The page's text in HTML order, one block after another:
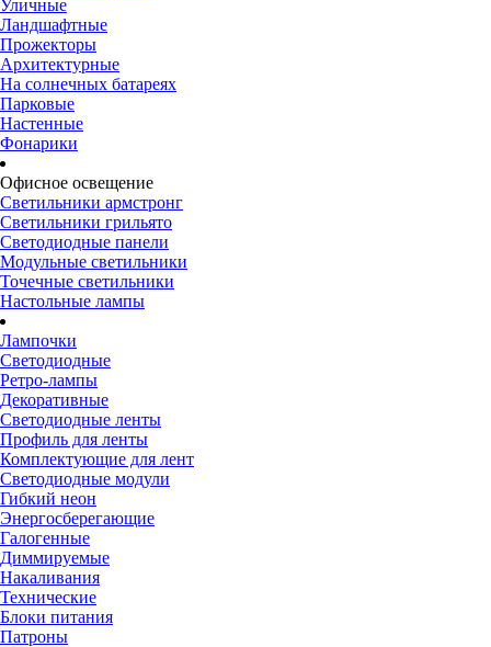
Уличные
Ландшафтные
Прожекторы
Архитектурные
На солнечных батареях
Парковые
Настенные
Фонарики
Офисное освещение
Светильники армстронг
Светильники грильято
Светодиодные панели
Модульные светильники
Точечные светильники
Настольные лампы
Лампочки
Светодиодные
Ретро-лампы
Декоративные
Светодиодные ленты
Профиль для ленты
Комплектующие для лент
Светодиодные модули
Гибкий неон
Энергосберегающие
Галогенные
Диммируемые
Накаливания
Технические
Блоки питания
Патроны